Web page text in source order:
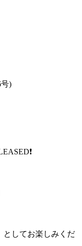
号)
としてお楽しみくだ